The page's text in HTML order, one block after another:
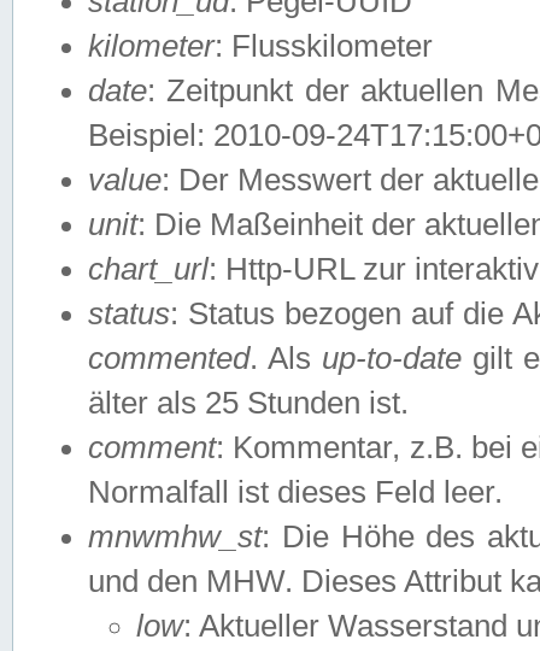
kilometer: Flusskilometer
date: Zeitpunkt der aktuellen
Beispiel: 2010-09-
value: Der Messwert der
unit: Die Maßeinheit der
chart_url: Http-URL zur
status: Status bezogen auf die
commented. Als up-to-date gilt
älter als 25 Stunden ist.
comment: Kommentar, z.B. bei
Normalfall ist dieses Feld leer.
mnwmhw_st: Die Höhe des
und den MHW. Dieses Attribut
low: Aktueller Wasserstand